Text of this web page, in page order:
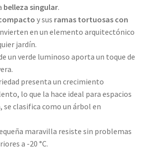
belleza singular.
y sus ramas tortuosas con
en un elemento arquitectónico
jardín.
un verde luminoso aporta un toque de
presenta un crecimiento
lo que la hace ideal para espacios
se clasifica como un árbol en
maravilla resiste sin problemas
a -20 °C.